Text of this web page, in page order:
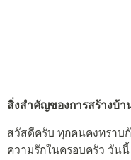
สิ่งสำคัญของการสร้างบ้
สวัสดีครับ ทุกคนคงทราบ
ความรักในครอบครัว วันนี้